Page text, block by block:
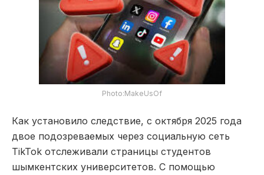
Photo:MakeUsOf
Как установило следствие, с октября 2025 года
двое подозреваемых через социальную сеть
TikTok отслеживали страницы студентов
шымкентских университетов. С помощью